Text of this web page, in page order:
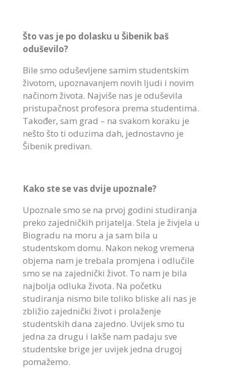
Što vas je po dolasku u Šibenik baš
oduševilo?
Bile smo oduševljene samim studentskim
životom, upoznavanjem novih ljudi i novim
načinom života. Najviše nas je oduševila
pristupačnost profesora prema studentima.
Također, sam grad – na svakom koraku je
nešto što ti oduzima dah, jednostavno je
Šibenik predivan.
Kako ste se vas dvije upoznale?
Upoznale smo se na prvoj godini studiranja
preko zajedničkih prijatelja. Stela je živjela u
Biogradu na moru a ja sam bila u
studentskom domu. Nakon nekog vremena
objema nam je trebala promjena i odlučile
smo se na zajednički život. To nam je bila
najbolja odluka života. Na početku
studiranja nismo bile toliko bliske ali nas je
zbližio zajednički život i prolaženje
studentskih dana zajedno. Uvijek smo tu
jedna za drugu i lakše nam padaju sve
studentske brige jer uvijek jedna drugoj
pomažemo.